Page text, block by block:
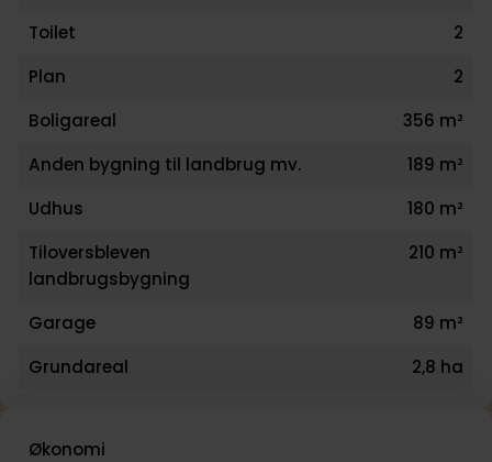
Toilet
2
Plan
2
Boligareal
356 m²
Anden bygning til landbrug mv.
189 m²
Udhus
180 m²
Tiloversbleven
landbrugsbygning
210 m²
Garage
89 m²
Grundareal
2,8 ha
Økonomi